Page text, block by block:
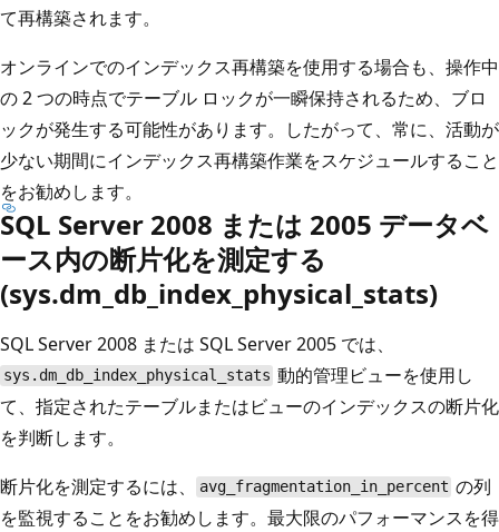
て再構築されます。
オンラインでのインデックス再構築を使用する場合も、操作中
の 2 つの時点でテーブル ロックが一瞬保持されるため、ブロ
ックが発生する可能性があります。したがって、常に、活動が
少ない期間にインデックス再構築作業をスケジュールすること
をお勧めします。
SQL Server 2008 または 2005 データベ
ース内の断片化を測定する
(sys.dm_db_index_physical_stats)
SQL Server 2008 または SQL Server 2005 では、
sys.dm_db_index_physical_stats 動的管理ビューを使用し
て、指定されたテーブルまたはビューのインデックスの断片化
を判断します。
断片化を測定するには、
avg_fragmentation_in_percent の列
を監視することをお勧めします。最大限のパフォーマンスを得